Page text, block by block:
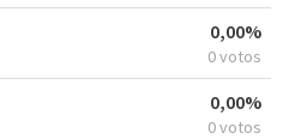
0,00%
0 votos
0,00%
0 votos